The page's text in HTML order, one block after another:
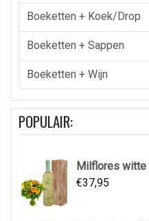
Boeketten + Koek/drop
Boeketten + Sappen
Boeketten + Wijn
POPULAIR:
Milflores witte
€37,95